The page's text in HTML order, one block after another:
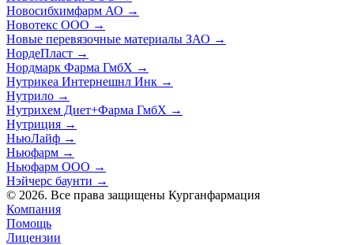
Новосибхимфарм АО →
Новотекс ООО →
Новые перевязочные материалы ЗАО →
НордеПласт →
Нордмарк Фарма ГмбХ →
Нутрикеа Интернешнл Инк →
Нутрило →
Нутрихем Диет+Фарма ГмбХ →
Нутриция →
НьюЛайф →
Ньюфарм →
Ньюфарм ООО →
Нэйчерс баунти →
© 2026. Все права защищены Курганфармация
Компания
Помощь
Лицензии